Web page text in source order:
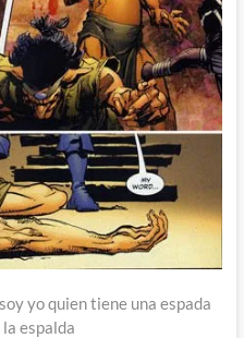
yo quien tiene una espada
espalda